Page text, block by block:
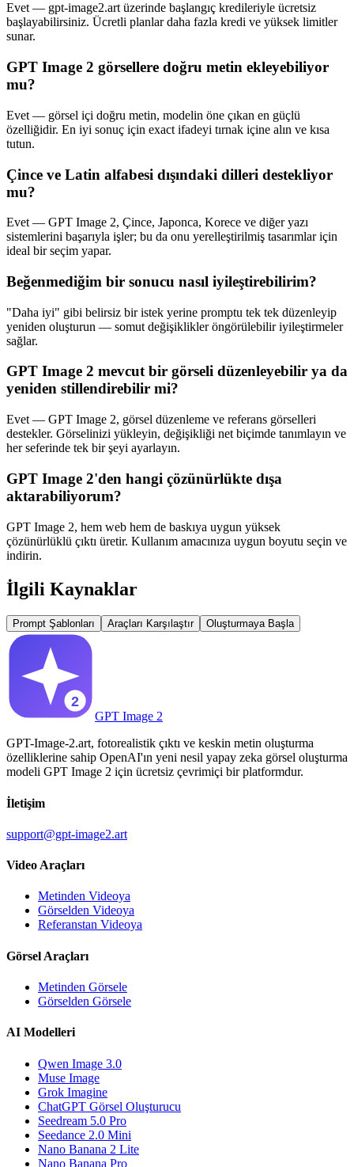
Evet — gpt-image2.art üzerinde başlangıç kredileriyle ücretsiz
başlayabilirsiniz. Ücretli planlar daha fazla kredi ve yüksek limitler
sunar.
GPT Image 2 görsellere doğru metin ekleyebiliyor
mu?
Evet — görsel içi doğru metin, modelin öne çıkan en güçlü
özelliğidir. En iyi sonuç için exact ifadeyi tırnak içine alın ve kısa
tutun.
Çince ve Latin alfabesi dışındaki dilleri destekliyor
mu?
Evet — GPT Image 2, Çince, Japonca, Korece ve diğer yazı
sistemlerini başarıyla işler; bu da onu yerelleştirilmiş tasarımlar için
ideal bir seçim yapar.
Beğenmediğim bir sonucu nasıl iyileştirebilirim?
"Daha iyi" gibi belirsiz bir istek yerine promptu tek tek düzenleyip
yeniden oluşturun — somut değişiklikler öngörülebilir iyileştirmeler
sağlar.
GPT Image 2 mevcut bir görseli düzenleyebilir ya da
yeniden stillendirebilir mi?
Evet — GPT Image 2, görsel düzenleme ve referans görselleri
destekler. Görselinizi yükleyin, değişikliği net biçimde tanımlayın ve
her seferinde tek bir şeyi ayarlayın.
GPT Image 2'den hangi çözünürlükte dışa
aktarabiliyorum?
GPT Image 2, hem web hem de baskıya uygun yüksek
çözünürlüklü çıktı üretir. Kullanım amacınıza uygun boyutu seçin ve
indirin.
İlgili Kaynaklar
Prompt Şablonları Araçları Karşılaştır Oluşturmaya Başla
GPT Image 2
GPT-Image-2.art, fotorealistik çıktı ve keskin metin oluşturma
özelliklerine sahip OpenAI'ın yeni nesil yapay zeka görsel oluşturma
modeli GPT Image 2 için ücretsiz çevrimiçi bir platformdur.
İletişim
support@gpt-image2.art
Video Araçları
Metinden Videoya
Görselden Videoya
Referanstan Videoya
Görsel Araçları
Metinden Görsele
Görselden Görsele
AI Modelleri
Qwen Image 3.0
Muse Image
Grok Imagine
ChatGPT Görsel Oluşturucu
Seedream 5.0 Pro
Seedance 2.0 Mini
Nano Banana 2 Lite
Nano Banana Pro